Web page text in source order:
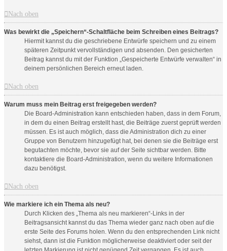
Nach oben
Was bewirkt die „Speichern“-Schaltfläche beim Schreiben eines Beitrags?
Hiermit kannst du die geschriebene Entwürfe speichern und zu einem
späteren Zeitpunkt vervollständigen und absenden. Den gesicherten
Beitrag kannst du mit der Funktion „Gespeicherte Entwürfe verwalten“ in
deinem persönlichen Bereich erneut laden.
Nach oben
Warum muss mein Beitrag erst freigegeben werden?
Die Board-Administration kann entschieden haben, dass in dem Forum,
in dem du einen Beitrag erstellt hast, die Beiträge zuerst geprüft werden
müssen. Es ist auch möglich, dass die Administration dich zu einer
Gruppe von Benutzern hinzugefügt hat, bei denen sie die Beiträge erst
begutachten möchte, bevor sie auf der Seite sichtbar werden. Bitte
kontaktiere die Board-Administration, wenn du weitere Informationen
dazu benötigst.
Nach oben
Wie markiere ich ein Thema als neu?
Durch Klicken des „Thema als neu markieren“-Links in der
Beitragsansicht kannst du das Thema wieder ganz nach oben auf die
erste Seite des Forums holen. Wenn du den entsprechenden Link nicht
siehst, dann ist die Funktion möglicherweise deaktiviert oder seit der